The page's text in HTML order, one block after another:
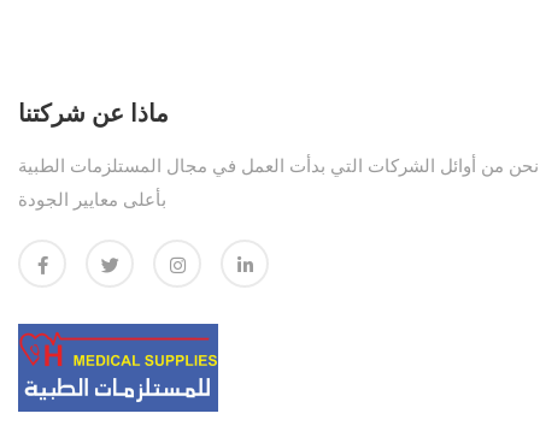
ماذا عن شركتنا
نحن من أوائل الشركات التي بدأت العمل في مجال المستلزمات الطبية
بأعلى معايير الجودة